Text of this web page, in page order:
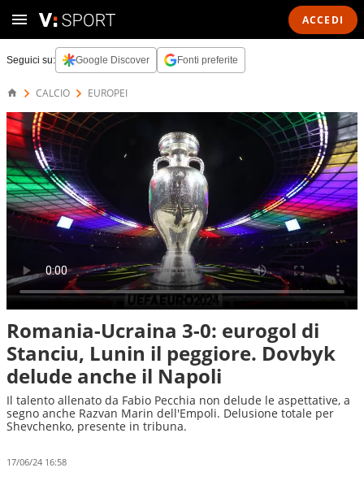
ACCEDI
Seguici su: Google Discover Fonti preferite
CALCIO EUROPEI
Romania-Ucraina 3-0: eurogol di
Stanciu, Lunin il peggiore. Dovbyk
delude anche il Napoli
Il talento allenato da Fabio Pecchia non delude le aspettative, a
segno anche Razvan Marin dell'Empoli. Delusione totale per
Shevchenko, presente in tribuna.
17/06/24 16:58